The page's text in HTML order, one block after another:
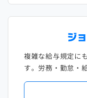
複雑な給与規定に
す。労務・勤怠・